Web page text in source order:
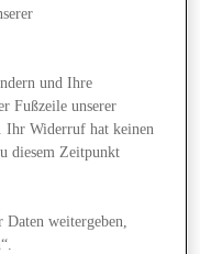
und Ihre
Fußzeile unserer
Ihr Widerruf hat keinen
diesem Zeitpunkt
weitergeben,